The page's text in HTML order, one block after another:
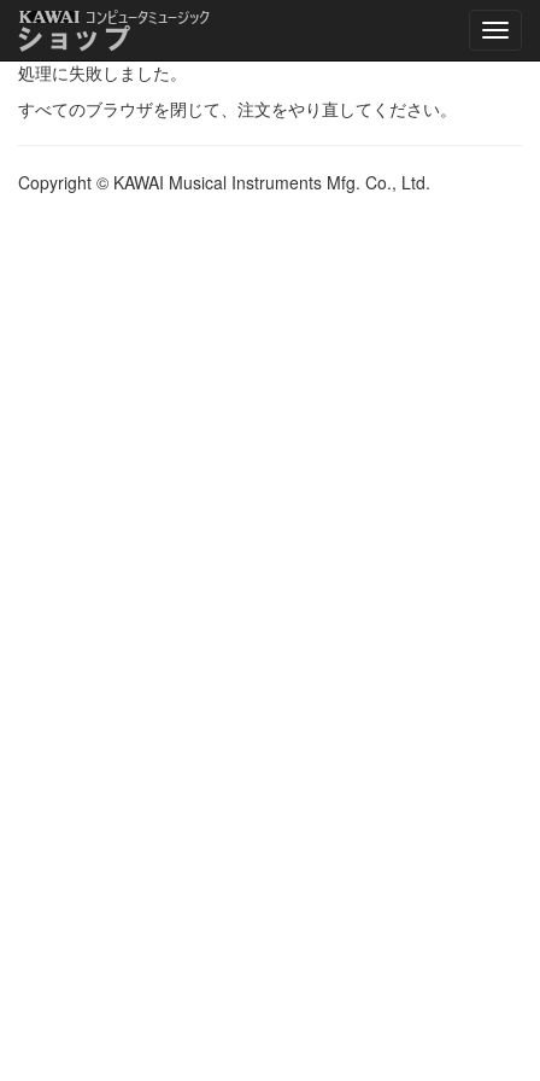
処理に失敗しました。
すべてのブラウザを閉じて、注文をやり直してください。
Copyright © KAWAI Musical Instruments Mfg. Co., Ltd.